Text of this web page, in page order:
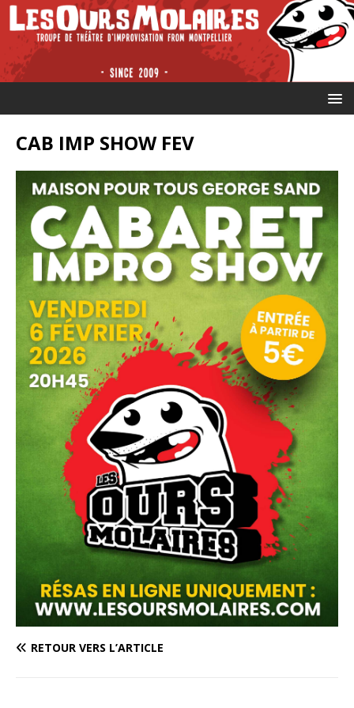
CAB IMP SHOW FEV
RETOUR VERS L’ARTICLE